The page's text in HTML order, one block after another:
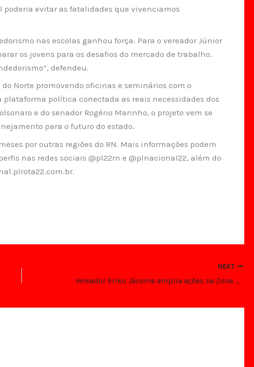
evitar as fatalidades que vivenciamos
nas escolas ganhou força. Para o vereador Júnior
os jovens para os desafios do mercado de trabalho.
defendeu.
do Norte promovendo oficinas e seminários com o
política conectada as reais necessidades dos
e do senador Rogério Marinho, o projeto vem se
para o futuro do estado.
por outras regiões do RN. Mais informações podem
nas redes sociais @pl22rn e @plnacional22, além do
NEXT
Vereador Eriko Jácome amplia ações na Zona Norte com visitas e articulações junto a secretarias e lideranças